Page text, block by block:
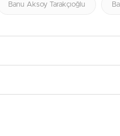
Banu Aksoy Tarakçıoğlu